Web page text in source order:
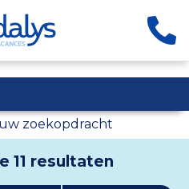
zoekopdracht
11 resultaten